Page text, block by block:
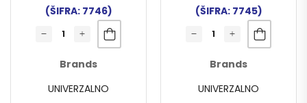
(ŠIFRA: 7746)
Brands
UNIVERZALNO
(ŠIFRA: 7745)
Brands
UNIVERZALNO